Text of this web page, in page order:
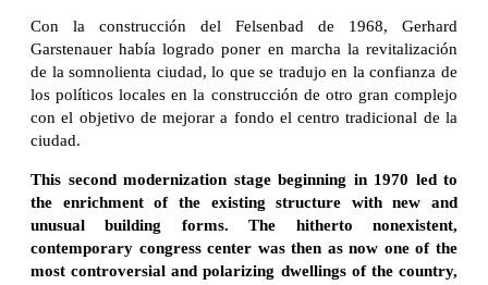
Con la construcción del Felsenbad de 1968, Gerhard
Garstenauer había logrado poner en marcha la revitalización
de la somnolienta ciudad, lo que se tradujo en la confianza de
los políticos locales en la construcción de otro gran complejo
con el objetivo de mejorar a fondo el centro tradicional de la
ciudad.
This second modernization stage beginning in 1970 led to
the enrichment of the existing structure with new and
unusual building forms. The hitherto nonexistent,
contemporary congress center was then as now one of the
most controversial and polarizing dwellings of the country,